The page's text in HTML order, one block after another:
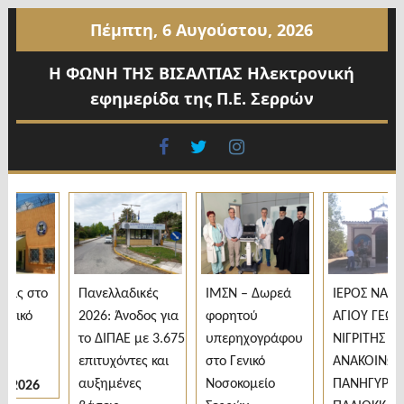
περιεχόμενο
Πέμπτη, 6 Αυγούστου, 2026
Η ΦΩΝΗ ΤΗΣ ΒΙΣΑΛΤΙΑΣ Ηλεκτρονική
εφημερίδα της Π.Ε. Σερρών
facebook
twitter
στο
Πανελλαδικές
2026: Άνοδος για
το ΔΙΠΑΕ με 3.675
επιτυχόντες και
αυξημένες
ΙΜΣΝ – Δωρεά
φορητού
υπερηχογράφου
στο Γενικό
Νοσοκομείο
ΙΕΡΟΣ ΝΑΟΣ
ΑΓΙΟΥ
ΝΙΓΡΙΤΗΣ
ΑΝΑΚΟΙΝΩΣΗ
ΠΑΝΗΓΥΡΕΩΣ